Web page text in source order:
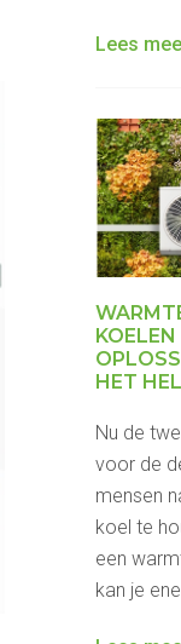
Lees
HET
Nu de
voor de
mensen
koel te
een
kan je